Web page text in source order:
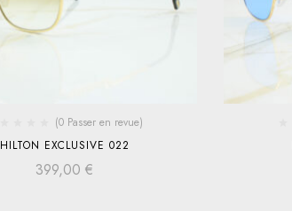
(0 Passer en revue)
HILTON EXCLUSIVE 022
399,00 €